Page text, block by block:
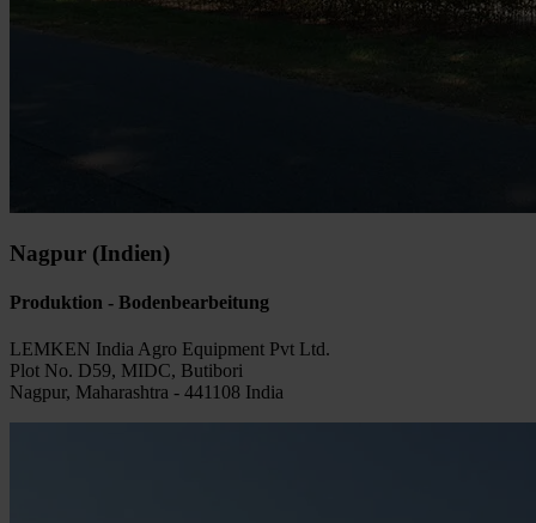
Nagpur (Indien)
Produktion - Bodenbearbeitung
LEMKEN India Agro Equipment Pvt Ltd.
Plot No. D59, MIDC, Butibori
Nagpur, Maharashtra - 441108 India